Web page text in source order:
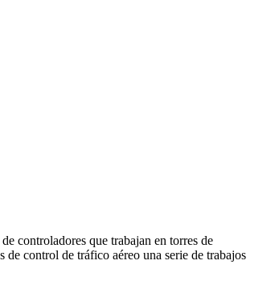
controladores que trabajan en torres de
de control de tráfico aéreo una serie de trabajos